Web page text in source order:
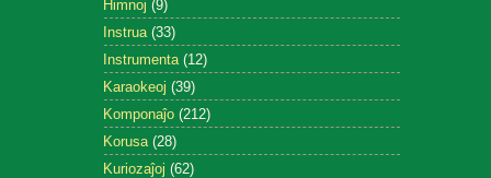
Himnoj (9)
Instrua (33)
Instrumenta (12)
Karaokeoj (39)
Komponaĵo (212)
Korusa (28)
Kuriozaĵoj (62)